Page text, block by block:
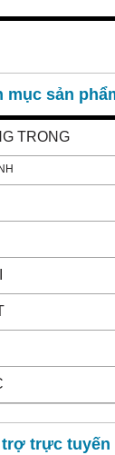
mục sản
TRONG
trợ trực tuyến